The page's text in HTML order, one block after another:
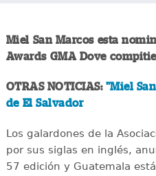
Miel San Marcos esta
Awards GMA Dove
OTRAS NOTICIAS: "Miel
de El Salvador
Los galardones de la
por sus siglas en inglés,
57 edición y Guatemala